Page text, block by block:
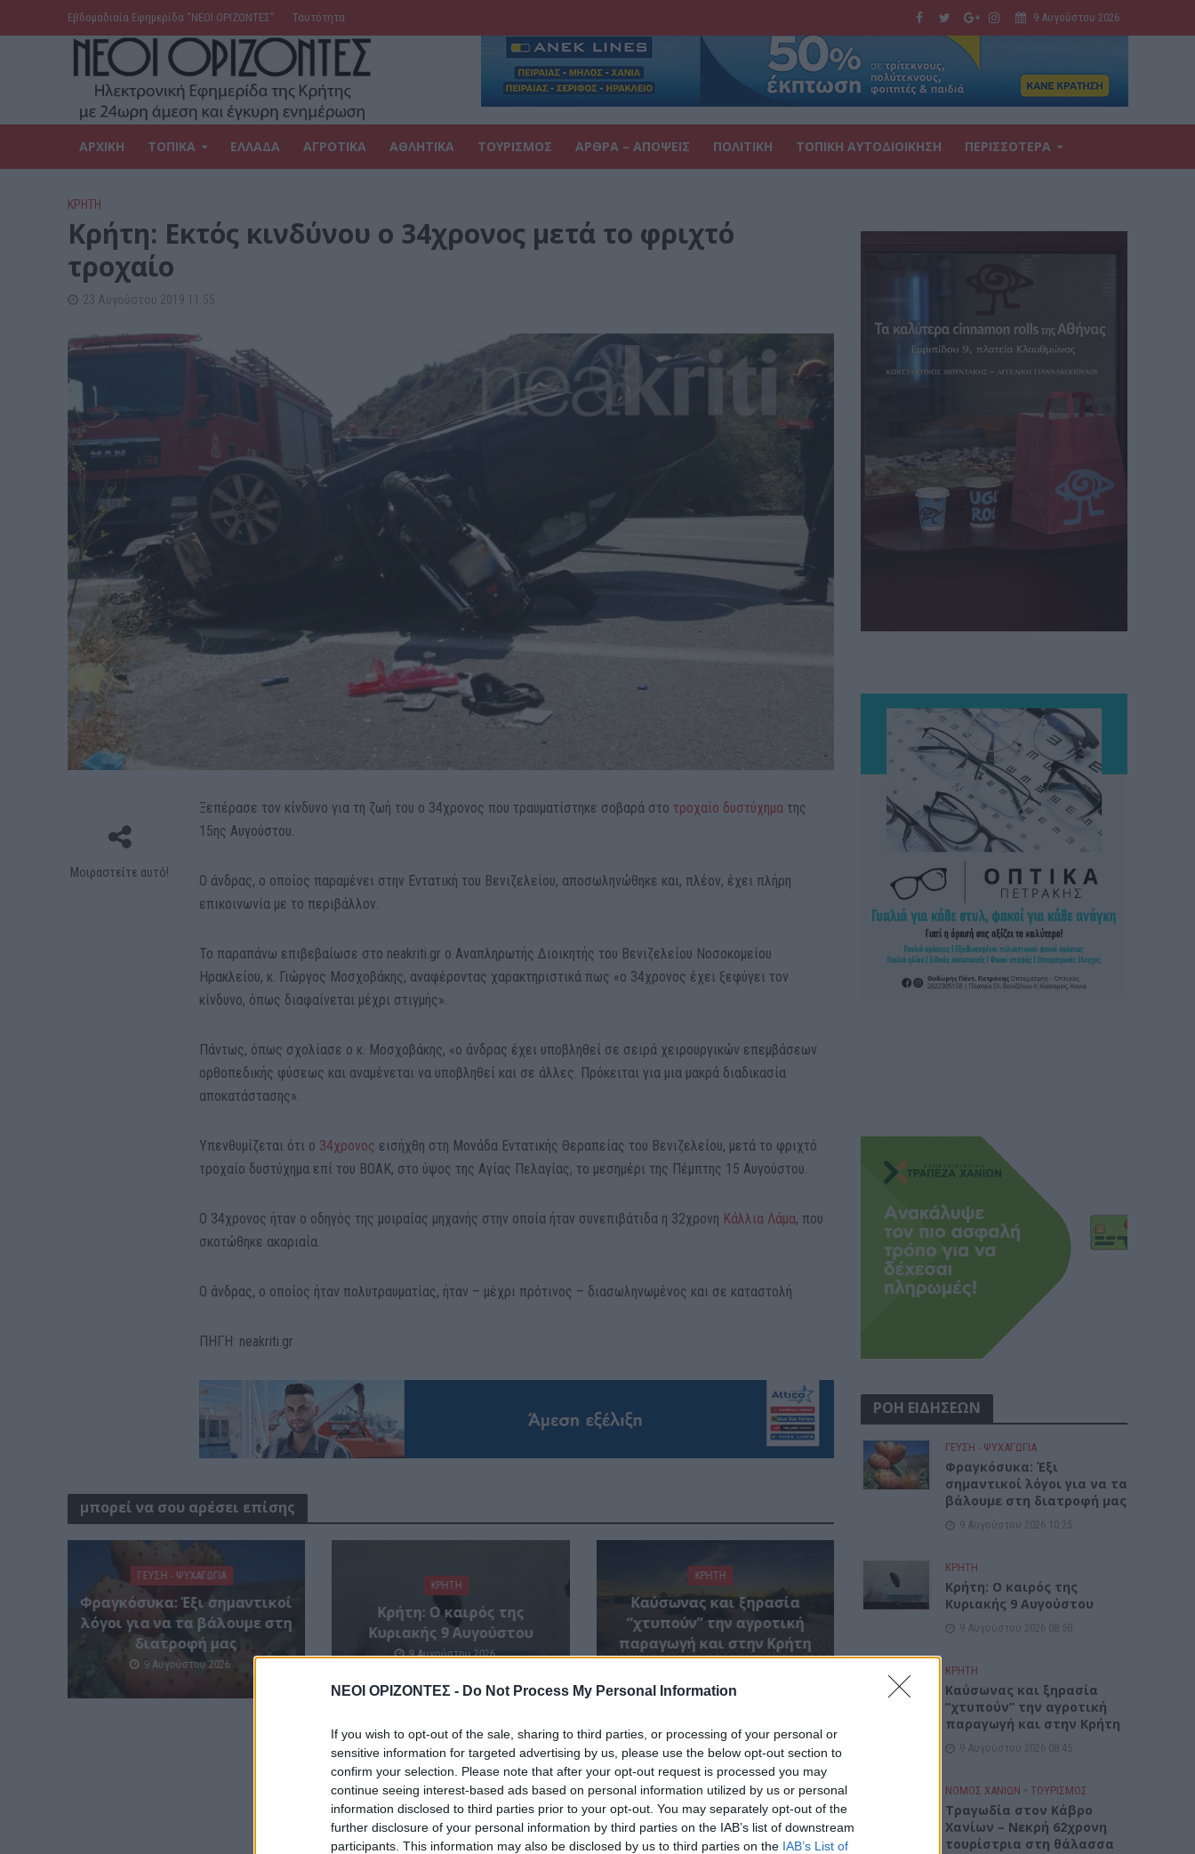
ΝΕΟΙ ΟΡΙΖΟΝΤΕΣ - Do Not Process My Personal Information
If you wish to opt-out of the sale, sharing to third parties, or processing of your personal or
sensitive information for targeted advertising by us, please use the below opt-out section to
confirm your selection. Please note that after your opt-out request is processed you may
continue seeing interest-based ads based on personal information utilized by us or personal
information disclosed to third parties prior to your opt-out. You may separately opt-out of the
further disclosure of your personal information by third parties on the IAB’s list of downstream
participants. This information may also be disclosed by us to third parties on the IAB’s List of
Εβδομαδιαία Εφημερίδα ‘’ΝΕΟΙ ΟΡΙΖΟΝΤΕΣ’’ Ταυτότητα 9 Αυγούστου 2026
ΑΡΧΙΚΗ ΤΟΠΙΚΑ ΕΛΛΑΔΑ ΑΓΡΟΤΙΚΑ ΑΘΛΗΤΙΚΑ ΤΟΥΡΙΣΜΟΣ ΑΡΘΡΑ – ΑΠΟΨΕΙΣ ΠΟΛΙΤΙΚΗ ΤΟΠΙΚΗ ΑΥΤΟΔΙΟΙΚΗΣΗ ΠΕΡΙΣΣΟΤΕΡΑ
ΚΡΗΤΗ
Κρήτη: Εκτός κινδύνου ο 34χρονος μετά το φριχτό
τροχαίο
23 Αυγούστου 2019 11:55
Μοιραστείτε αυτό!
Ξεπέρασε τον κίνδυνο για τη ζωή του ο 34χρονος που τραυματίστηκε σοβαρά στοτροχαίο δυστύχημα της
15ης Αυγούστου.
Ο άνδρας, ο οποίος παραμένει στην Εντατική του Βενιζελείου, αποσωληνώθηκε και, πλέον, έχει πλήρη
επικοινωνία με το περιβάλλον.
Το παραπάνω επιβεβαίωσε στο neakriti.gr ο Αναπληρωτής Διοικητής του Βενιζελείου Νοσοκομείου
Ηρακλείου, κ. Γιώργος Μοσχοβάκης, αναφέροντας χαρακτηριστικά πως «ο 34χρονος έχει ξεφύγει τον
κίνδυνο, όπως διαφαίνεται μέχρι στιγμής».
Πάντως, όπως σχολίασε ο κ. Μοσχοβάκης, «ο άνδρας έχει υποβληθεί σε σειρά χειρουργικών επεμβάσεων
ορθοπεδικής φύσεως και αναμένεται να υποβληθεί και σε άλλες. Πρόκειται για μια μακρά διαδικασία
αποκατάστασης».
Υπενθυμίζεται ότι ο 34χρονος εισήχθη στη Μονάδα Εντατικής Θεραπείας του Βενιζελείου, μετά το φριχτό
τροχαίο δυστύχημα επί του ΒΟΑΚ, στο ύψος της Αγίας Πελαγίας, το μεσημέρι της Πέμπτης 15 Αυγούστου.
Ο 34χρονος ήταν ο οδηγός της μοιραίας μηχανής στην οποία ήταν συνεπιβάτιδα η 32χρονη Κάλλια Λάμα, που
σκοτώθηκε ακαριαία.
Ο άνδρας, ο οποίος ήταν πολυτραυματίας, ήταν – μέχρι πρότινος – διασωληνωμένος και σε καταστολή.
ΠΗΓΗ: neakriti.gr
μπορεί να σου αρέσει επίσης
ΓΕΎΣΗ - ΨΥΧΑΓΩΓΊΑ
Φραγκόσυκα: Έξι σημαντικοί
λόγοι για να τα βάλουμε στη
διατροφή μας
9 Αυγούστου 2026
ΚΡΗΤΗ
Κρήτη: Ο καιρός της
Κυριακής 9 Αυγούστου
9 Αυγούστου 2026
ΚΡΗΤΗ
Καύσωνας και ξηρασία
“χτυπούν” την αγροτική
παραγωγή και στην Κρήτη
ΡΟΗ ΕΙΔΗΣΕΩΝ
ΓΕΎΣΗ - ΨΥΧΑΓΩΓΊΑ
Φραγκόσυκα: Έξι
σημαντικοί λόγοι για να τα
βάλουμε στη διατροφή μας
9 Αυγούστου 2026 10:25
ΚΡΗΤΗ
Κρήτη: Ο καιρός της
Κυριακής 9 Αυγούστου
9 Αυγούστου 2026 08:50
ΚΡΗΤΗ
Καύσωνας και ξηρασία
“χτυπούν” την αγροτική
παραγωγή και στην Κρήτη
9 Αυγούστου 2026 08:45
ΝΟΜΌΣ ΧΑΝΊΩΝ • ΤΟΥΡΙΣΜΟΣ
Τραγωδία στον Κάβρο
Χανίων – Νεκρή 62χρονη
τουρίστρια στη θάλασσα